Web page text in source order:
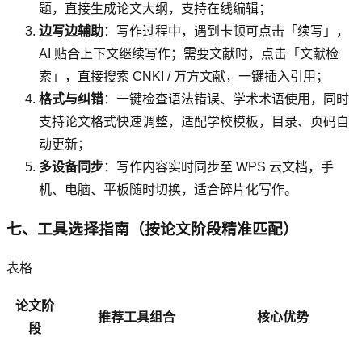
题，直接生成论文大纲，支持在线编辑；
边写边辅助：写作过程中，遇到卡顿可点击「续写」，
AI 贴合上下文继续写作；需要文献时，点击「文献检
索」，直接搜索 CNKI / 万方文献，一键插入引用；
格式与纠错：一键检查语法错误、学术术语使用，同时
支持论文格式快速调整，适配学校模板，目录、页码自
动更新；
多设备同步：写作内容实时同步至 WPS 云文档，手
机、电脑、平板随时切换，适合碎片化写作。
七、工具选择指南（按论文阶段精准匹配）
表格
论文阶
段
推荐工具组合 核心优势